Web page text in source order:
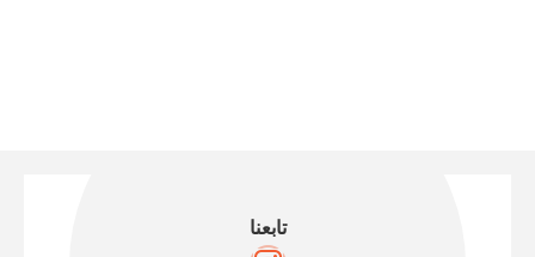
تابعنا